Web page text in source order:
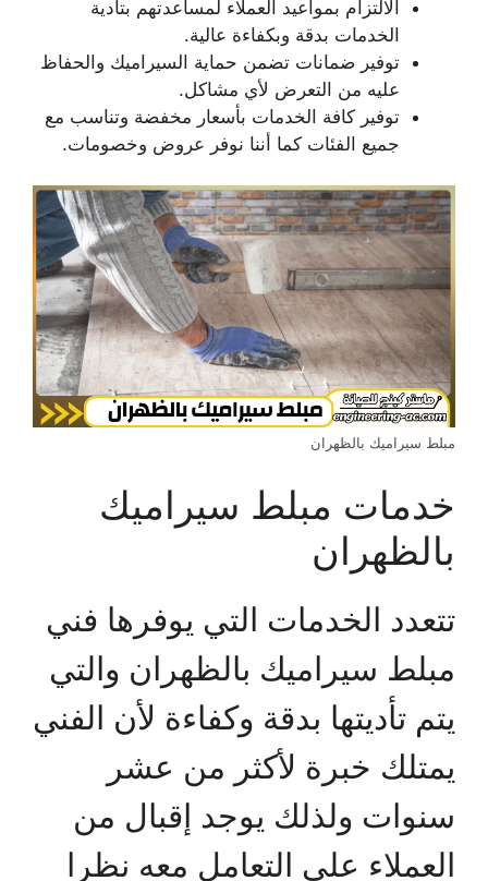
الالتزام بمواعيد العملاء لمساعدتهم بتأدية
الخدمات بدقة وبكفاءة عالية.
توفير ضمانات تضمن حماية السيراميك والحفاظ
عليه من التعرض لأي مشاكل.
توفير كافة الخدمات بأسعار مخفضة وتناسب مع
جميع الفئات كما أننا نوفر عروض وخصومات.
مبلط سيراميك بالظهران
خدمات مبلط سيراميك
بالظهران
تتعدد الخدمات التي يوفرها فني
مبلط سيراميك بالظهران والتي
يتم تأديتها بدقة وكفاءة لأن الفني
يمتلك خبرة لأكثر من عشر
سنوات ولذلك يوجد إقبال من
العملاء على التعامل معه نظرا